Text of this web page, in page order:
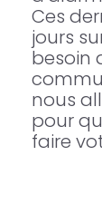
Ces
jours
besoin
nous
pour
faire